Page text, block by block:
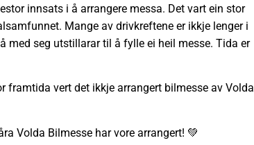
innsats i å arrangere messa. Det vart ein stor
Mange av drivkreftene er ikkje lenger i
med seg utstillarar til å fylle ei heil messe. Tida er
framtida vert det ikkje arrangert bilmesse av Volda
Volda Bilmesse har vore arrangert! 💚